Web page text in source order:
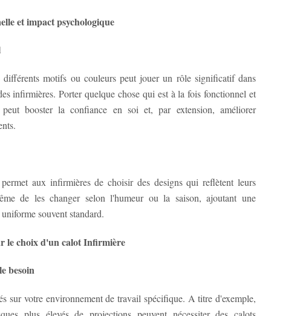
et impact psychologique
motifs ou couleurs peut jouer un rôle significatif dans
infirmières. Porter quelque chose qui est à la fois fonctionnel et
peut booster la confiance en soi et, par extension, améliorer
aux infirmières de choisir des designs qui reflètent leurs
de les changer selon l'humeur ou la saison, ajoutant une
souvent standard.
le choix d'un calot Infirmière
besoin
sur votre environnement de travail spécifique. A titre d'exemple,